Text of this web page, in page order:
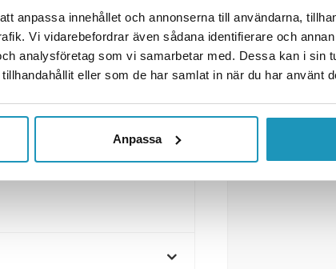
anpassa innehållet och annonserna till användarna,
Vi vidarebefordrar även sådana identifierare och
analysföretag som vi samarbetar med. Dessa kan i sin
eller som de har samlat in när du har använt
Anpassa
AB), certifikat nr:
i ett hållbart
vill skydda ditt släp.